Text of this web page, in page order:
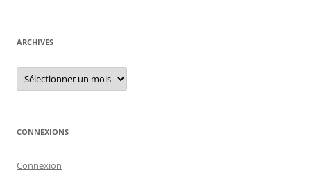
ARCHIVES
Archives
CONNEXIONS
Connexion